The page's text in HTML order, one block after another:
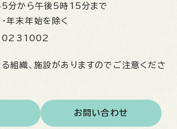
分から午後5時15分まで
年末年始を除く
組織、施設がありますのでご注意くださ
お問い合わせ